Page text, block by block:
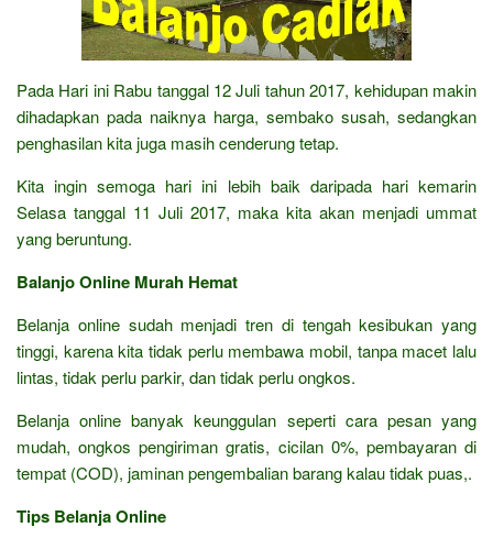
Pada Hari ini Rabu tanggal 12 Juli tahun 2017, kehidupan makin
dihadapkan pada naiknya harga, sembako susah, sedangkan
penghasilan kita juga masih cenderung tetap.
Kita ingin semoga hari ini lebih baik daripada hari kemarin
Selasa tanggal 11 Juli 2017, maka kita akan menjadi ummat
yang beruntung.
Balanjo Online Murah Hemat
Belanja online sudah menjadi tren di tengah kesibukan yang
tinggi, karena kita tidak perlu membawa mobil, tanpa macet lalu
lintas, tidak perlu parkir, dan tidak perlu ongkos.
Belanja online banyak keunggulan seperti cara pesan yang
mudah, ongkos pengiriman gratis, cicilan 0%, pembayaran di
tempat (COD), jaminan pengembalian barang kalau tidak puas,.
Tips Belanja Online